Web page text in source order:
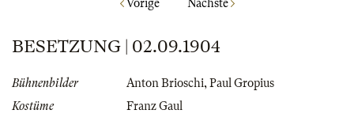
Vorige Nächste
BESETZUNG | 02.09.1904
Bühnenbilder Anton Brioschi,Paul Gropius
Kostüme
Franz Gaul